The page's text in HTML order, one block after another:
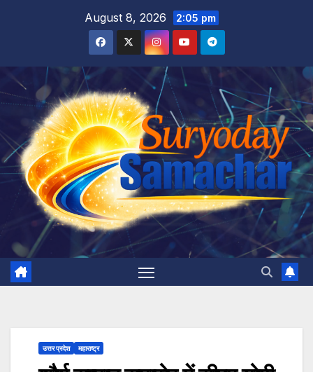
August 8, 2026 2:05 pm
उत्तर प्रदेश महाराष्ट्र